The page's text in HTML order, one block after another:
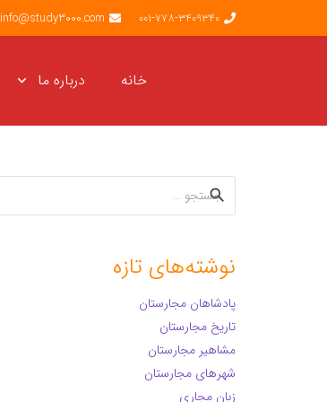
001-778-3409340
info@study3000.com
خانه درباره ما
جستجو
برای:
نوشته‌های تازه
پادشاهان مجارستان
تاریخ مجارستان
مشاهیر مجارستان
شهرهای مجارستان
زبان مجاری